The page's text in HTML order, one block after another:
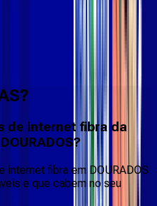
de internet fibra da
internet fibra em DOURADOS
e que cabem no seu